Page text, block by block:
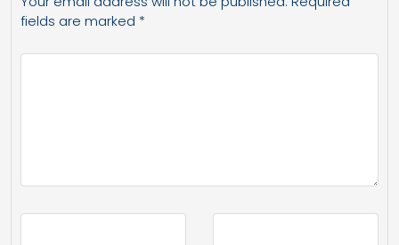
fields are marked *